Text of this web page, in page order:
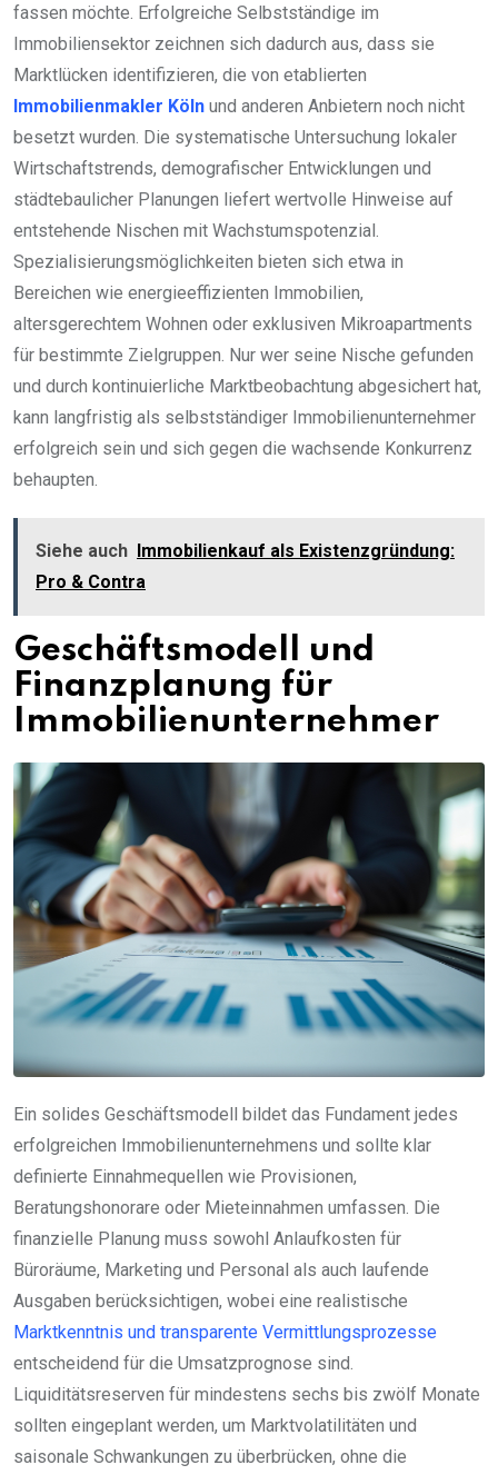
fassen möchte. Erfolgreiche Selbstständige im
Immobiliensektor zeichnen sich dadurch aus, dass sie
Marktlücken identifizieren, die von etablierten
Immobilienmakler Köln und anderen Anbietern noch nicht
besetzt wurden. Die systematische Untersuchung lokaler
Wirtschaftstrends, demografischer Entwicklungen und
städtebaulicher Planungen liefert wertvolle Hinweise auf
entstehende Nischen mit Wachstumspotenzial.
Spezialisierungsmöglichkeiten bieten sich etwa in
Bereichen wie energieeffizienten Immobilien,
altersgerechtem Wohnen oder exklusiven Mikroapartments
für bestimmte Zielgruppen. Nur wer seine Nische gefunden
und durch kontinuierliche Marktbeobachtung abgesichert hat,
kann langfristig als selbstständiger Immobilienunternehmer
erfolgreich sein und sich gegen die wachsende Konkurrenz
behaupten.
Siehe auch
Immobilienkauf als Existenzgründung:
Pro & Contra
Geschäftsmodell und
Finanzplanung für
Immobilienunternehmer
Ein solides Geschäftsmodell bildet das Fundament jedes
erfolgreichen Immobilienunternehmens und sollte klar
definierte Einnahmequellen wie Provisionen,
Beratungshonorare oder Mieteinnahmen umfassen. Die
finanzielle Planung muss sowohl Anlaufkosten für
Büroräume, Marketing und Personal als auch laufende
Ausgaben berücksichtigen, wobei eine realistische
Marktkenntnis und transparente Vermittlungsprozesse
entscheidend für die Umsatzprognose sind.
Liquiditätsreserven für mindestens sechs bis zwölf Monate
sollten eingeplant werden, um Marktvolatilitäten und
saisonale Schwankungen zu überbrücken, ohne die